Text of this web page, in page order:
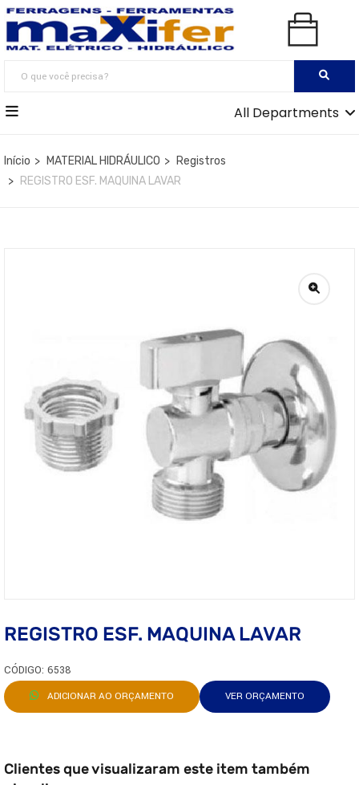
All Departments
Início MATERIAL HIDRÁULICO
Registros
REGISTRO ESF. MAQUINA LAVAR
REGISTRO ESF. MAQUINA LAVAR
CÓDIGO: 6538
ADICIONAR AO ORÇAMENTO VER ORÇAMENTO
Clientes que visualizaram este item também